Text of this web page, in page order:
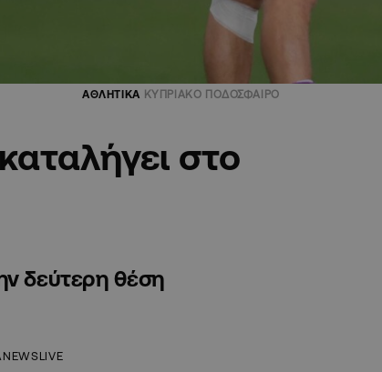
ΑΘΛΗΤΙΚΑ ΚΥΠΡΙΑΚΟ ΠΟΔΟΣΦΑΙΡΟ
στο
δεύτερη θέση